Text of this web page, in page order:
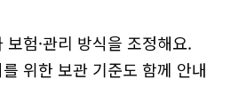
보험·관리 방식을 조정해요.
위한 보관 기준도 함께 안내